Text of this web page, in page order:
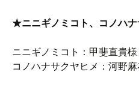
★ニニギノミコト、コノハナ
ニニギノミコト：甲斐直貴様
コノハナサクヤヒメ：河野麻